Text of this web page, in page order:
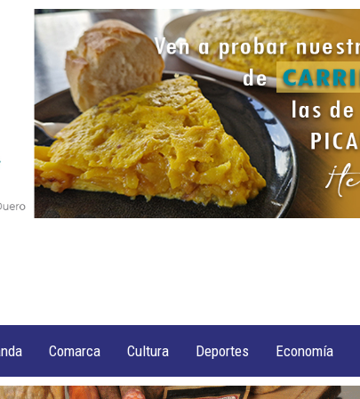
Comarca Cultura Deportes Economía